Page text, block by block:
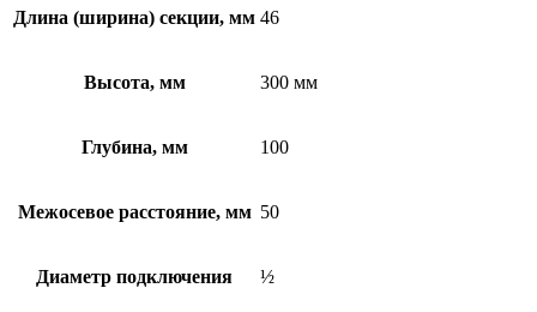
Длина (ширина) секции, мм 46
Высота, мм 300 мм
Глубина, мм 100
Межосевое расстояние, мм 50
Диаметр подключения ½